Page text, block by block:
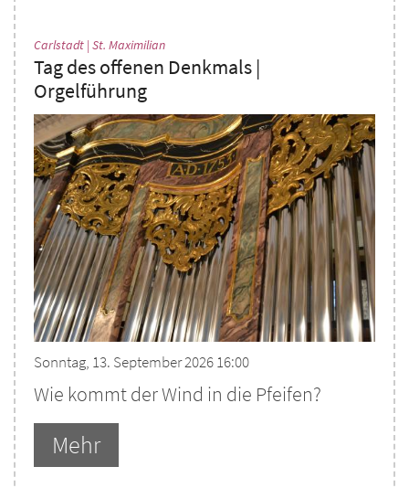
Carlstadt | St. Maximilian:
Tag des offenen Denkmals |
Orgelführung
Sonntag, 13. September 2026 16:00
Wie kommt der Wind in die Pfeifen?
Mehr